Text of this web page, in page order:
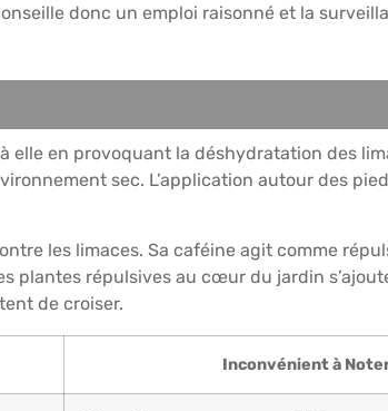
donc un emploi raisonné et la
en provoquant la déshydratation des
sec. L’application autour des
les limaces. Sa caféine agit comme
plantes répulsives au cœur du jardin
de croiser.
Inconvénient à